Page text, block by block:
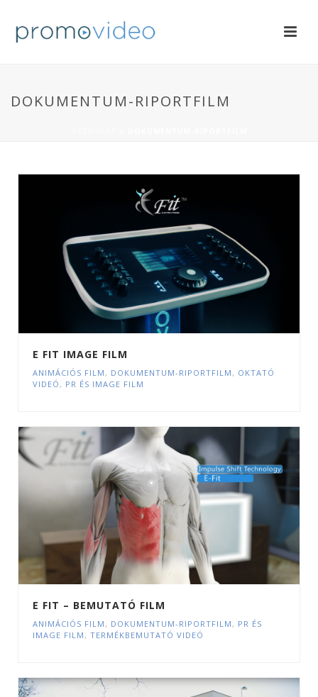
DOKUMENTUM-RIPORTFILM
E FIT IMAGE FILM
ANIMÁCIÓS FILM , DOKUMENTUM-RIPORTFILM , OKTATÓ
VIDEÓ , PR ÉS IMAGE FILM
E FIT – BEMUTATÓ FILM
ANIMÁCIÓS FILM , DOKUMENTUM-RIPORTFILM , PR ÉS
IMAGE FILM , TERMÉKBEMUTATÓ VIDEÓ